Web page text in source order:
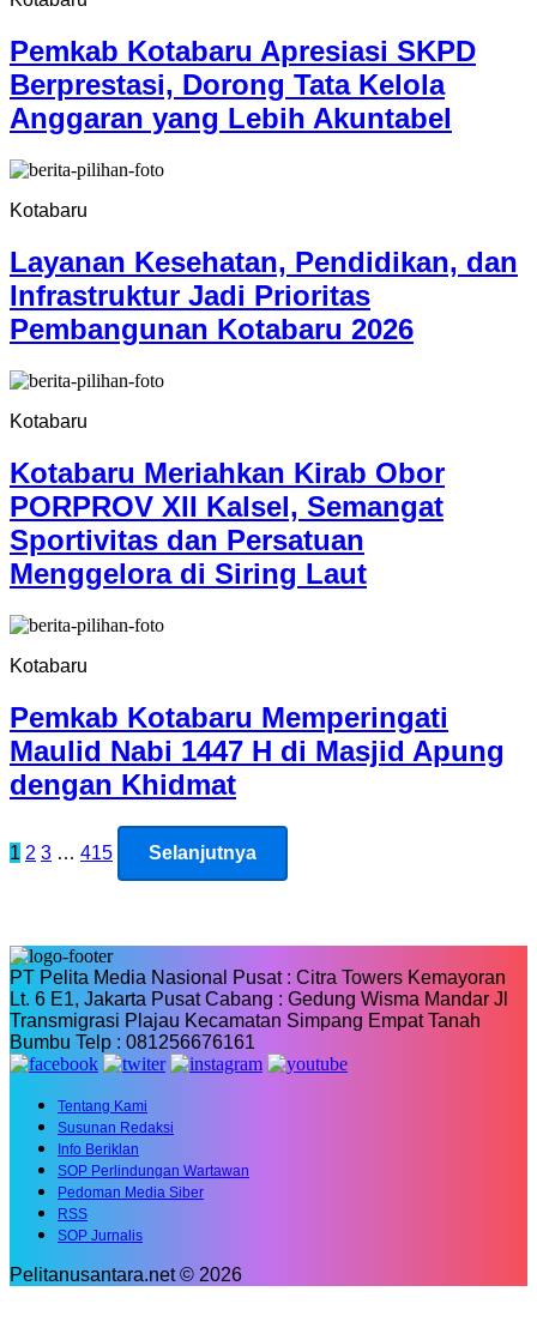
Pemkab Kotabaru Apresiasi SKPD
Berprestasi, Dorong Tata Kelola
Anggaran yang Lebih Akuntabel
Kotabaru
Layanan Kesehatan, Pendidikan, dan
Infrastruktur Jadi Prioritas
Pembangunan Kotabaru 2026
Kotabaru
Kotabaru Meriahkan Kirab Obor
PORPROV XII Kalsel, Semangat
Sportivitas dan Persatuan
Menggelora di Siring Laut
Kotabaru
Pemkab Kotabaru Memperingati
Maulid Nabi 1447 H di Masjid Apung
dengan Khidmat
Paginasi
pos
1 2 3 … 415 Selanjutnya
PT Pelita Media Nasional Pusat : Citra Towers Kemayoran
Lt. 6 E1, Jakarta Pusat Cabang : Gedung Wisma Mandar Jl
Transmigrasi Plajau Kecamatan Simpang Empat Tanah
Bumbu Telp : 081256676161
Tentang Kami
Susunan Redaksi
Info Beriklan
SOP Perlindungan Wartawan
Pedoman Media Siber
RSS
SOP Jurnalis
Pelitanusantara.net © 2026